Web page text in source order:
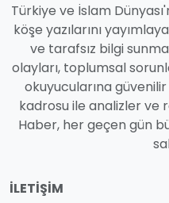
Türkiye ve İslam
köşe yazılarını
ve tarafsız bilgi
olayları, toplumsal
okuyucularına
kadrosu ile analizler ve
Haber, her geçen gün
İLETIŞIM